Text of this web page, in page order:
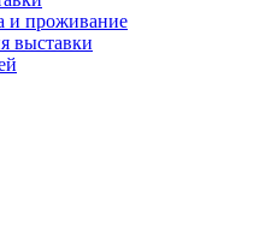
и проживание
выставки